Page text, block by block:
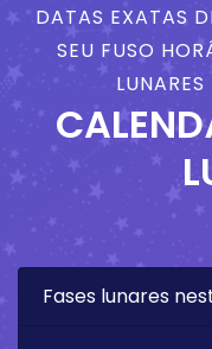
DATAS EXATAS
SEU FUSO
Fases lunares